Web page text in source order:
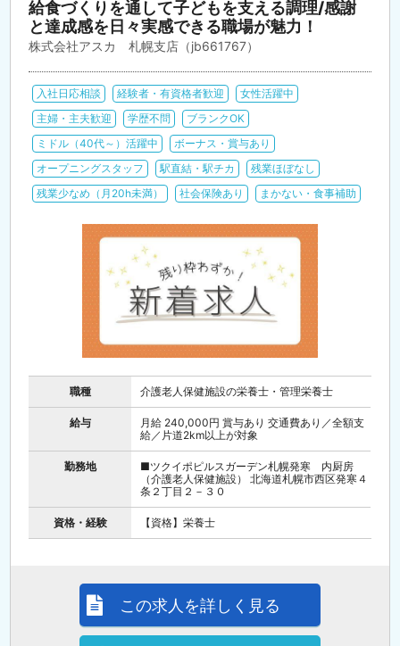
給食づくりを通して子どもを支える調理/感謝
と達成感を日々実感できる職場が魅力！
株式会社アスカ 札幌支店（jb661767）
入社日応相談 経験者・有資格者歓迎
女性活躍中
主婦・主夫歓迎
学歴不問
ブランクOK
ミドル（40代～）活躍中
ボーナス・賞与あり
オープニングスタッフ
駅直結・駅チカ
残業ほぼなし
残業少なめ（月20h未満）
社会保険あり まかない・食事補助
職種 介護老人保健施設の栄養士・管理栄養士
給与
月給 240,000円 賞与あり 交通費あり／全額支
給／片道2km以上が対象
勤務地
■ツクイポピルスガーデン札幌発寒 内厨房
（介護老人保健施設） 北海道札幌市西区発寒４
条２丁目２－３０
資格・経験 【資格】栄養士
この求人を詳しく見る